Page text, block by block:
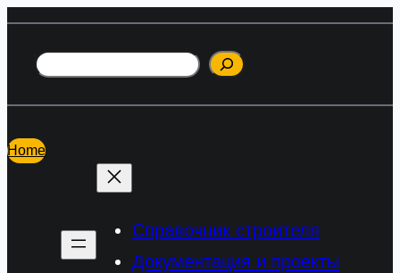
содержимому
Поиск
Home
Справочник строителя
Документация и проекты